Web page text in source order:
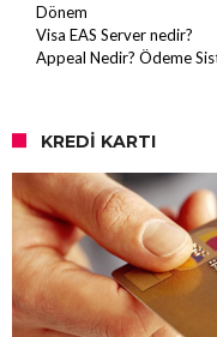
Dönem
Visa EAS Server nedir?
Appeal Nedir? Ödeme
KREDI KARTI